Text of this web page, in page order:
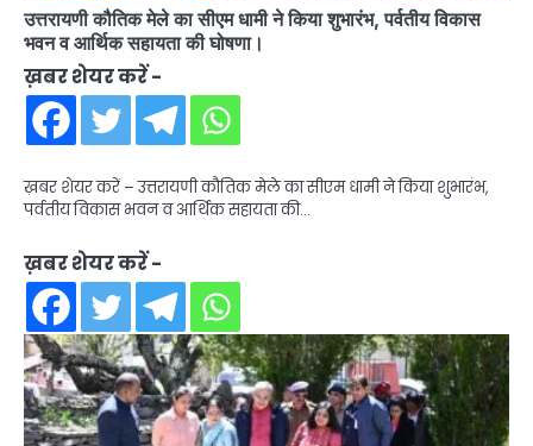
उत्तरायणी कौतिक मेले का सीएम धामी ने किया शुभारंभ, पर्वतीय विकास
भवन व आर्थिक सहायता की घोषणा।
ख़बर शेयर करें -
ख़बर शेयर करें – उत्तरायणी कौतिक मेले का सीएम धामी ने किया शुभारंभ,
पर्वतीय विकास भवन व आर्थिक सहायता की…
ख़बर शेयर करें -